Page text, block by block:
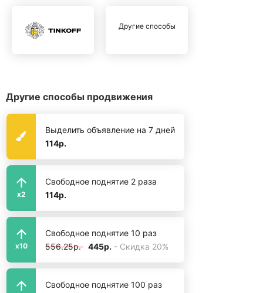
Другие способы
Другие способы продвижения
Выделить объявление на 7 дней
114р.
x2
Свободное поднятие 2 раза
114р.
x10
Свободное поднятие 10 раз
556.25р. 445р. - Скидка 20%
Свободное поднятие 100 раз